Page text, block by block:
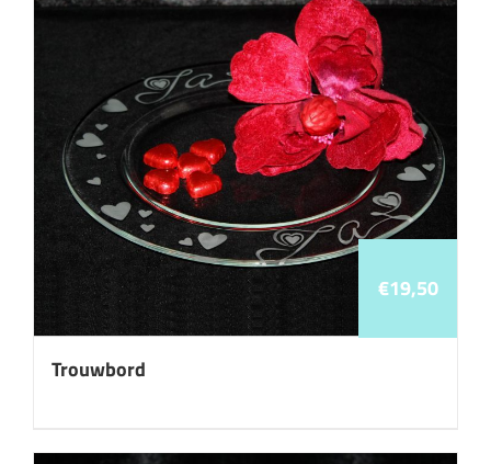
Trouwbord
€19,50